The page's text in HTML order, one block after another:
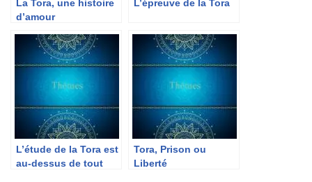
La Tora, une histoire
d’amour
L’épreuve de la Tora
L’étude de la Tora est
au-dessus de tout
Tora, Prison ou
Liberté